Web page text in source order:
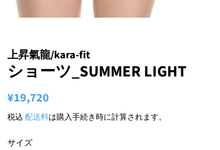
上昇氣龍/kara-fit
ショーツ_SUMMER LIGHT
通
価
¥19,720
価
税込 配送料は購入手続き時に計算されます。
サイズ